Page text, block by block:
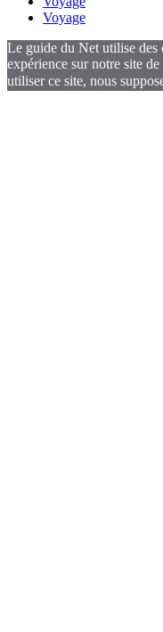
Voyage
Le guide du Net utilise
expérience sur notre site
utiliser ce site, nous